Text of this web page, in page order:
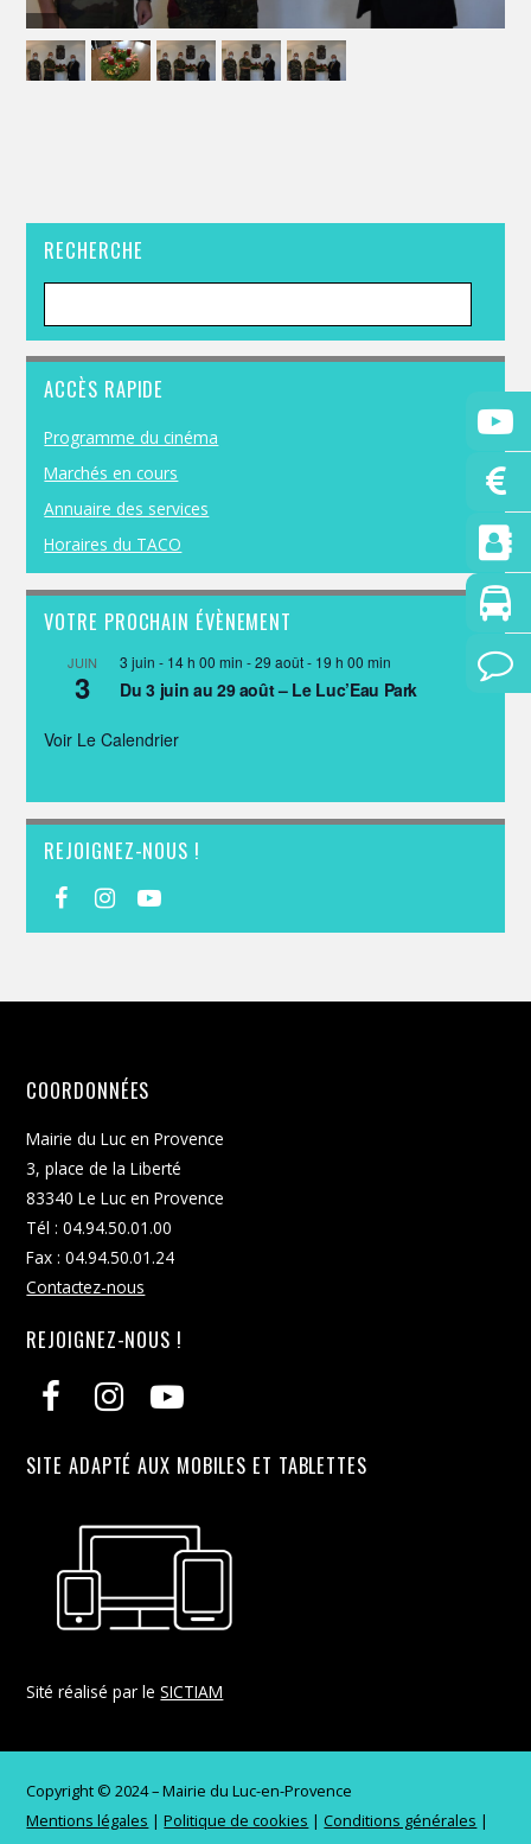
RECHERCHE
ACCÈS RAPIDE
Programme du cinéma
Marchés en cours
Annuaire des services
Horaires du TACO
VOTRE PROCHAIN ÉVÈNEMENT
JUIN
3
3 juin - 14 h 00 min -29 août - 19 h 00 min
Du 3 juin au 29 août – Le Luc’Eau Park
Voir Le Calendrier
REJOIGNEZ-NOUS !
COORDONNÉES
Mairie du Luc en Provence
3, place de la Liberté
83340 Le Luc en Provence
Tél : 04.94.50.01.00
Fax : 04.94.50.01.24
Contactez-nous
REJOIGNEZ-NOUS !
SITE ADAPTÉ AUX MOBILES ET TABLETTES
Sité réalisé par leSICTIAM
Copyright © 2024 – Mairie du Luc-en-Provence
Mentions légales |Politique de cookies | Conditions générales |